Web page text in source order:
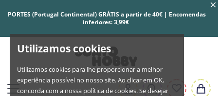
Utilizamos cookies
Utilizamos cookies para lhe proporcionar a melhor
experiência possível no nosso site. Ao clicar em OK,
concorda com a nossa política de cookies. Se desejar
PORTES (Portugal Continental) GRÁTIS a partir de 40€ | Encomendas
inferiores: 3,99€